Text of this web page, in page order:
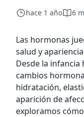
hace 1 año 6
Las hormonas
salud y
Desde la infancia
cambios
hidratación,
aparición de
exploramos